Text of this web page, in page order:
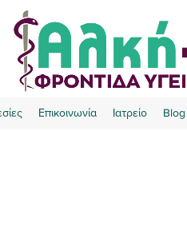
Επικοινωνία Ιατρείο Blog